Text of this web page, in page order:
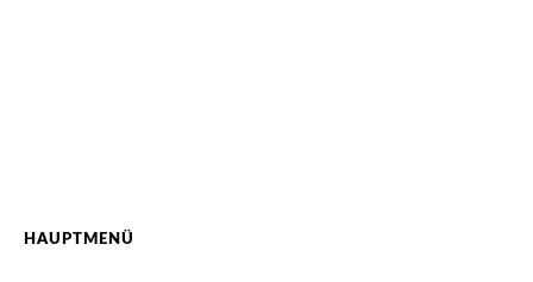
HAUPTMENÜ